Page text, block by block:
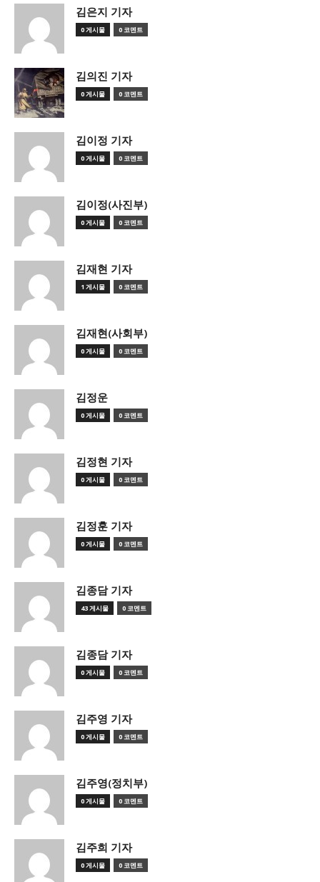
김은지 기자
0 게시물 0 코멘트
김의진 기자
0 게시물 0 코멘트
김이정 기자
0 게시물 0 코멘트
김이정(사진부)
0 게시물 0 코멘트
김재현 기자
1 게시물 0 코멘트
김재현(사회부)
0 게시물 0 코멘트
김정운
0 게시물 0 코멘트
김정현 기자
0 게시물 0 코멘트
김정훈 기자
0 게시물 0 코멘트
김종담 기자
43 게시물 0 코멘트
김종담 기자
0 게시물 0 코멘트
김주영 기자
0 게시물 0 코멘트
김주영(정치부)
0 게시물 0 코멘트
김주희 기자
0 게시물 0 코멘트